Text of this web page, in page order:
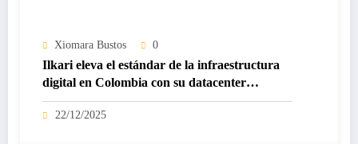
Xiomara Bustos 0
Ilkari eleva el estándar de la infraestructura
digital en Colombia con su datacenter
certificado Nivel IV de ICREA
22/12/2025